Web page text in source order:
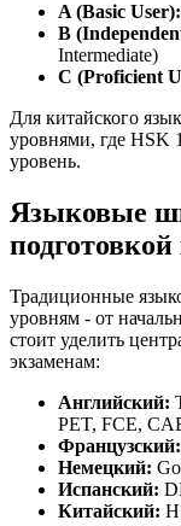
A (Basic User):
B
Intermediate)
C (Proficient
Для китайского
уровнями, где HSK
уровень.
Языковые
Традиционные
уровням - от
стоит уделить
экзаменам:
Английский:
PET, FCE,
Французский:
Немецкий:
Испанский:
Китайский: